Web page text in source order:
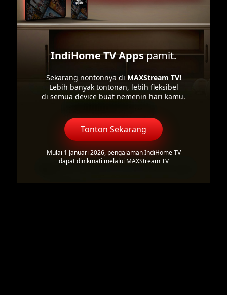
IndiHome TV Appspamit.
Sekarang nontonnya di MAXStream TV!
Lebih banyak tontonan, lebih fleksibel
di semua device buat nemenin hari kamu.
Tonton Sekarang
Mulai 1 Januari 2026, pengalaman IndiHome TV
dapat dinikmati melalui MAXStream TV